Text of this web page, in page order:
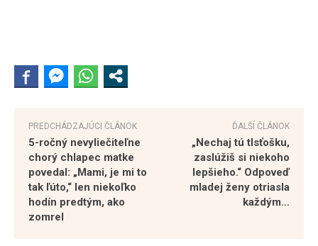
PREDCHÁDZAJÚCI ČLÁNOK
5-ročný nevyliečiteľne
chorý chlapec matke
povedal: „Mami, je mi to
tak ľúto,“ len niekoľko
hodín predtým, ako
zomrel
ĎALŠÍ ČLÁNOK
„Nechaj tú tlsťošku,
zaslúžiš si niekoho
lepšieho.“ Odpoveď
mladej ženy otriasla
každým…